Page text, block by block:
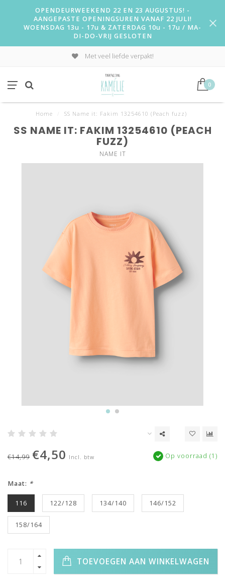
OPENDEURWEEKEND 22 EN 23 AUGUSTUS! -
AANGEPASTE OPENINGSUREN VANAF 22 JULI!
WOENSDAG 13u - 17u & ZATERDAG 10u - 17u / MA-
DI-DO-VRIJ GESLOTEN
Met veel liefde verpakt!
0
Home SS Name it: Fakim 13254610 (Peach fuzz)
SS NAME IT: FAKIM 13254610 (PEACH
FUZZ)
NAME IT
€14,99 €4,50 Incl. btw Op voorraad (1)
Maat: *
116 122/128 134/140 146/152
158/164
TOEVOEGEN AAN WINKELWAGEN